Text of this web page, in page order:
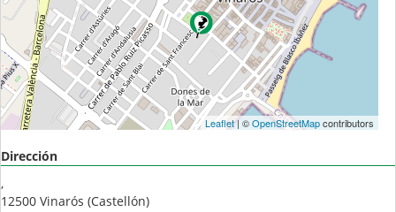
Leaflet| ©OpenStreetMapcontributors
Dirección
,
12500 Vinarós (Castellón)